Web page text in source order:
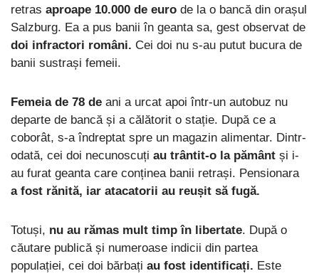
retras aproape 10.000 de euro de la o bancă din orașul
Salzburg. Ea a pus banii în geanta sa, gest observat de
doi infractori români. Cei doi nu s-au putut bucura de
banii sustrași femeii.
Femeia de 78 de ani a urcat apoi într-un autobuz nu
departe de bancă și a călătorit o stație. După ce a
coborât, s-a îndreptat spre un magazin alimentar. Dintr-
odată, cei doi necunoscuți au trântit-o la pământ și i-
au furat geanta care conținea banii retrași. Pensionara
a fost rănită, iar atacatorii au reușit să fugă.
Totuși, nu au rămas mult timp în libertate. După o
căutare publică și numeroase indicii din partea
populației, cei doi bărbați au fost identificați. Este